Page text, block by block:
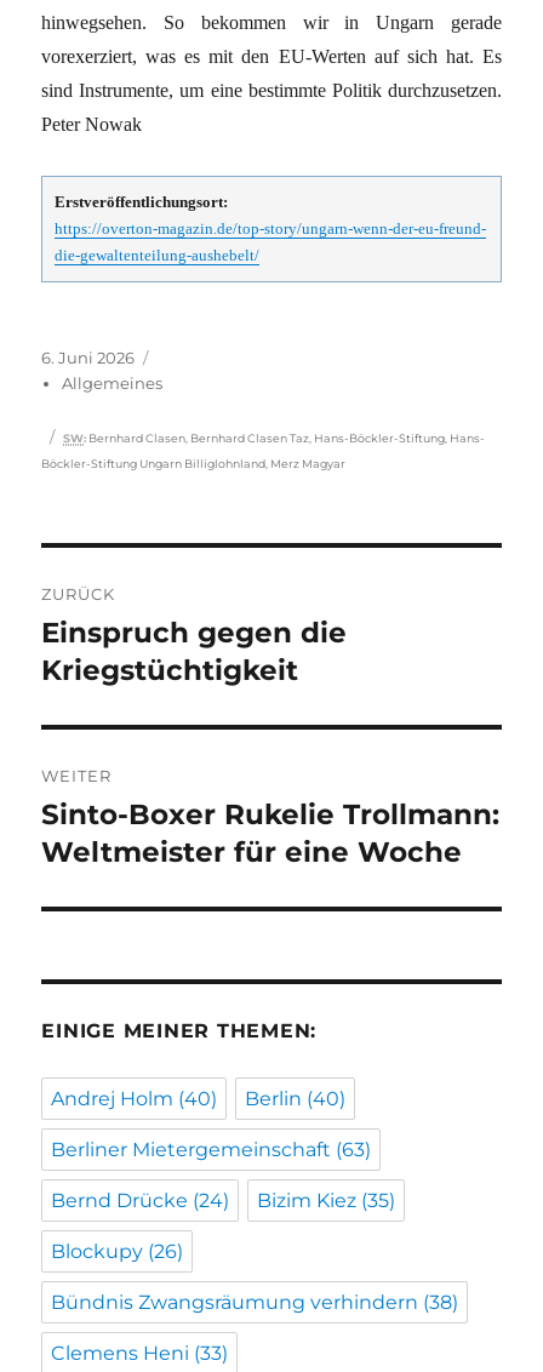
hinwegsehen. So bekommen wir in Ungarn gerade
vorexerziert, was es mit den EU-Werten auf sich hat. Es
sind Instrumente, um eine bestimmte Politik durchzusetzen.
Peter Nowak
Erstveröffentlichungsort:
https://overton-magazin.de/top-story/ungarn-wenn-der-eu-freund-
die-gewaltenteilung-aushebelt/
Veröffentlicht
am
6. Juni 2026
Allgemeines
Schlagwörter
SW: Bernhard Clasen Bernhard Clasen Taz Hans-Böckler-Stiftung Hans-
Böckler-Stiftung Ungarn Billiglohnland Merz Magyar
ZURÜCK
Vorheriger
Beitrag:
Einspruch gegen die
Kriegstüchtigkeit
WEITER
Nächster
Beitrag:
Sinto-Boxer Rukelie Trollmann:
Weltmeister für eine Woche
EINIGE MEINER THEMEN:
Andrej Holm (40) Berlin (40)
Berliner Mietergemeinschaft (63)
Bernd Drücke (24) Bizim Kiez (35)
Blockupy (26)
Bündnis Zwangsräumung verhindern (38)
Clemens Heni (33)